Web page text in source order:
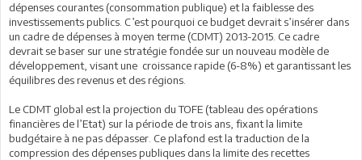
dépenses courantes (consommation publique) et la faiblesse des
investissements publics. C’est pourquoi ce budget devrait s’insérer dans
un cadre de dépenses à moyen terme (CDMT) 2013-2015. Ce cadre
devrait se baser sur une stratégie fondée sur un nouveau modèle de
développement, visant une croissance rapide (6-8%) et garantissant les
équilibres des revenus et des régions.
Le CDMT global est la projection du TOFE (tableau des opérations
financières de l’Etat) sur la période de trois ans, fixant la limite
budgétaire à ne pas dépasser. Ce plafond est la traduction de la
compression des dépenses publiques dans la limite des recettes